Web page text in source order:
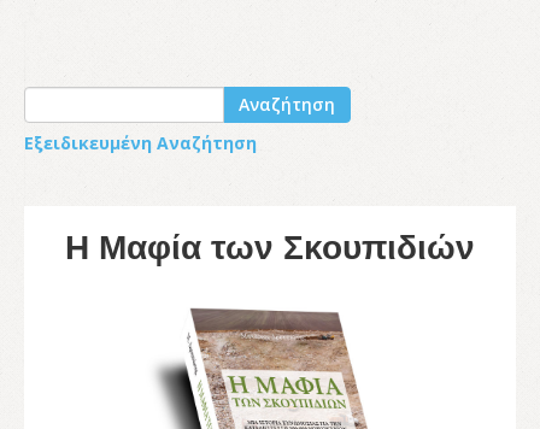
Αναζήτηση
Εξειδικευμένη Αναζήτηση
Η Μαφία των Σκουπιδιών